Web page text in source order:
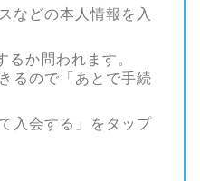
などの本人情報を入
るか問われます。
るので「あとで手続
入会する」をタップ